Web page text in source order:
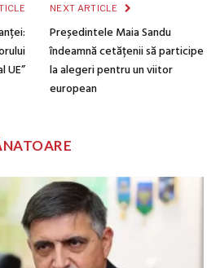
UE”
NEXT ARTICLE
Președintele Maia Sandu
îndeamnă cetățenii să participe
la alegeri pentru un viitor
european